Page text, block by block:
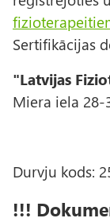
Sertifikācijas
"Latvijas
Miera iela 28-
Durvju kods:
!!!